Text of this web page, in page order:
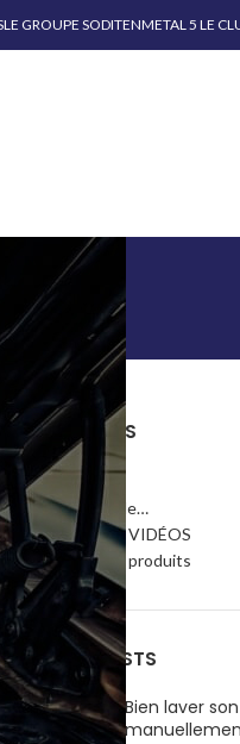
LE GROUPE SODITENMETAL 5 LE
CATEGORIES
Actus Auto
Dans la Roue de…
NOS TUTOS / VIDÉOS
Utilisation des produits
RECENT POSTS
Bien laver